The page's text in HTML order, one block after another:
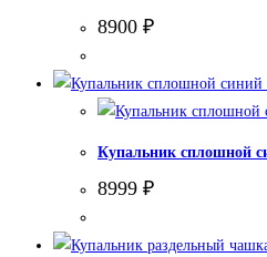
8900 ₽
Купальник сплошной
8999 ₽